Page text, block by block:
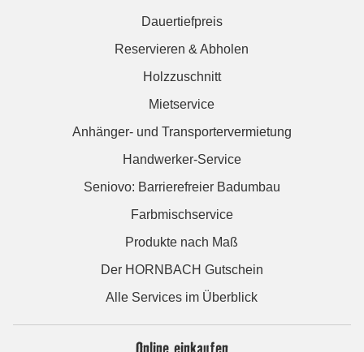
Dauertiefpreis
Reservieren & Abholen
Holzzuschnitt
Mietservice
Anhänger- und Transportervermietung
Handwerker-Service
Seniovo: Barrierefreier Badumbau
Farbmischservice
Produkte nach Maß
Der HORNBACH Gutschein
Alle Services im Überblick